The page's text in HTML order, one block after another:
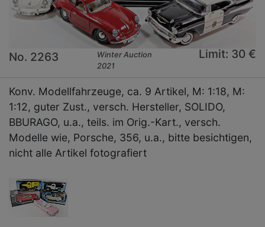
No. 2263
Winter Auction
2021
Limit: 30 €
Konv. Modellfahrzeuge, ca. 9 Artikel, M: 1:18, M:
1:12, guter Zust., versch. Hersteller, SOLIDO,
BBURAGO, u.a., teils. im Orig.-Kart., versch.
Modelle wie, Porsche, 356, u.a., bitte besichtigen,
nicht alle Artikel fotografiert